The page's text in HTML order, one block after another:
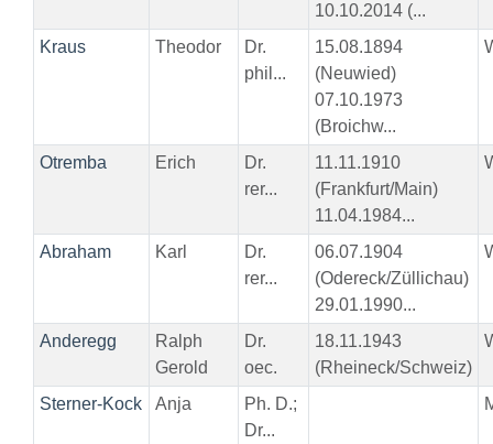
10.10.2014 (...
Kraus Theodor
Dr.
phil...
15.08.1894
(Neuwied)
07.10.1973
(Broichw...
Otremba Erich
Dr.
rer...
11.11.1910
(Frankfurt/Main)
11.04.1984...
Abraham Karl
Dr.
rer...
06.07.1904
(Odereck/Züllichau)
29.01.1990...
Anderegg
Ralph
Gerold
Dr.
oec.
18.11.1943
(Rheineck/Schweiz)
Sterner-Kock Anja
Ph. D.;
Dr...